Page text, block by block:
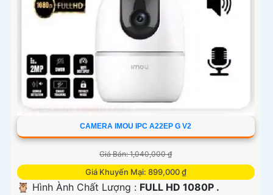
CAMERA IMOU IPC A22EP G V2
Giá Bán: 1,040,000 ₫
Giá Khuyến Mại: 899,000 ₫
🦉 Hình Ành Chất Lượng : FULL HD 1080P .